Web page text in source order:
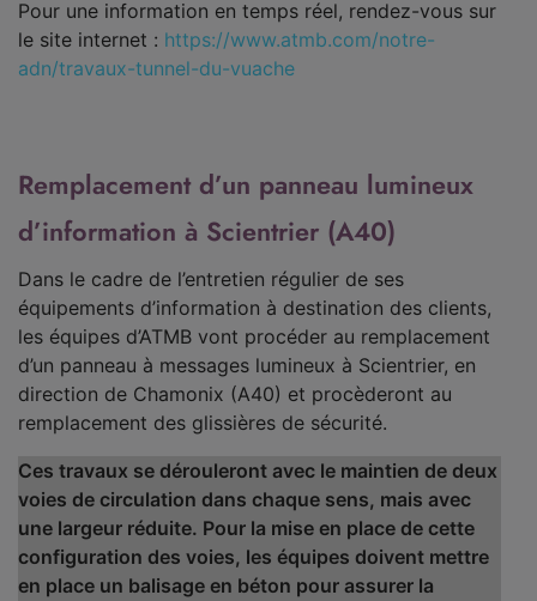
Pour une information en temps réel, rendez-vous sur
le site internet : https://www.atmb.com/notre-
adn/travaux-tunnel-du-vuache
Remplacement d’un panneau lumineux
d’information à Scientrier (A40)
Dans le cadre de l’entretien régulier de ses
équipements d’information à destination des clients,
les équipes d’ATMB vont procéder au remplacement
d’un panneau à messages lumineux à Scientrier, en
direction de Chamonix (A40) et procèderont au
remplacement des glissières de sécurité.
Ces travaux se dérouleront avec le maintien de deux
voies de circulation dans chaque sens, mais avec
une largeur réduite. Pour la mise en place de cette
configuration des voies, les équipes doivent mettre
en place un balisage en béton pour assurer la